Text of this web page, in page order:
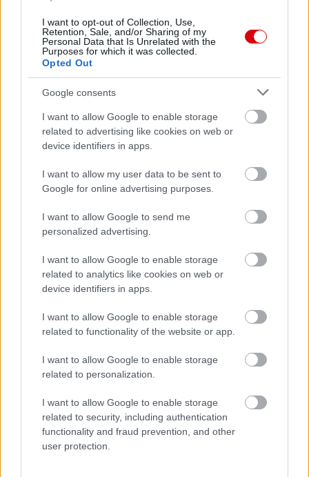
I want to opt-out of Collection, Use,
Retention, Sale, and/or Sharing of my
Personal Data that Is Unrelated with the
Purposes for which it was collected.
Opted Out
Google consents
I want to allow Google to enable storage
related to advertising like cookies on web or
device identifiers in apps.
I want to allow my user data to be sent to
Google for online advertising purposes.
I want to allow Google to send me
personalized advertising.
I want to allow Google to enable storage
related to analytics like cookies on web or
device identifiers in apps.
I want to allow Google to enable storage
related to functionality of the website or app.
I want to allow Google to enable storage
related to personalization.
I want to allow Google to enable storage
related to security, including authentication
functionality and fraud prevention, and other
user protection.
Meccs Center
Paris Saint-Germain
Manchester United
Felkészülési szezon 4. mérkőzés
2026-08-08 17:00
AC MilanvsManchester United2026-08-15 18:00
Támogatás
Támogasd adományoddal
a ManUtdFanatics.hu működését!